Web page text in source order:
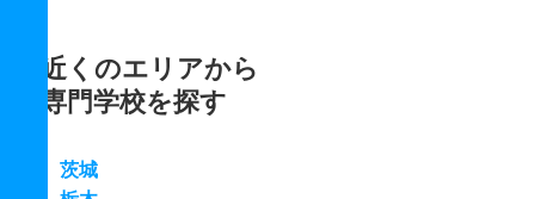
近くのエリアから
専門学校を探す
茨城